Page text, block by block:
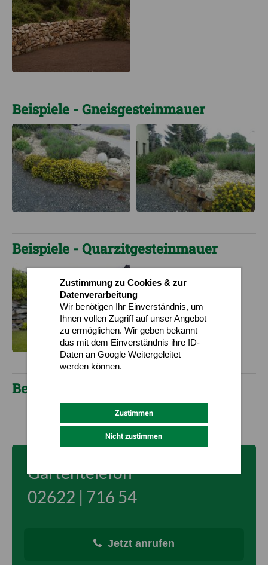
Beispiele - Gneisgesteinmauer
Beispiele - Quarzitgesteinmauer
Beispiele - Hartsandsteinmauer
Gartentelefon
02622 | 716 54
Jetzt anrufen
Zustimmung zu Cookies & zur
Datenverarbeitung
Wir benötigen Ihr Einverständnis, um
Ihnen vollen Zugriff auf unser Angebot
zu ermöglichen. Wir geben bekannt
das mit dem Einverständnis ihre ID-
Daten an Google Weitergeleitet
werden können.
Zustimmen
Nicht zustimmen